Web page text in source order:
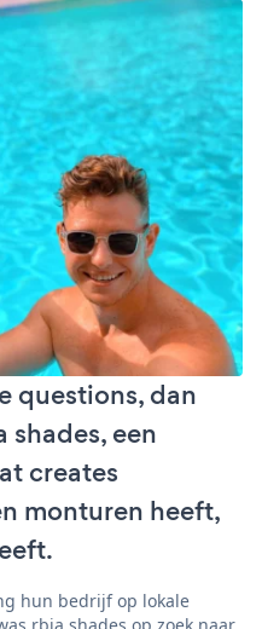
questions, dan
een
creates
monturen heeft,
hun bedrijf op lokale